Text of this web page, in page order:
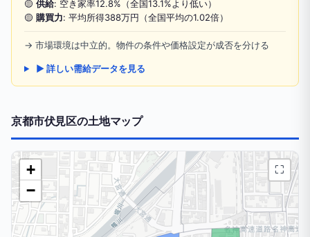
🟡 供給: 空き家率12.8%（全国13.1%より低い）
🟡 購買力: 平均所得388万円（全国平均の1.02倍）
→ 市場環境は中立的。物件の条件や価格設定が成否を分ける
▶ 詳しい需給データを見る
京都市伏見区の土地マップ
+
−
⛶